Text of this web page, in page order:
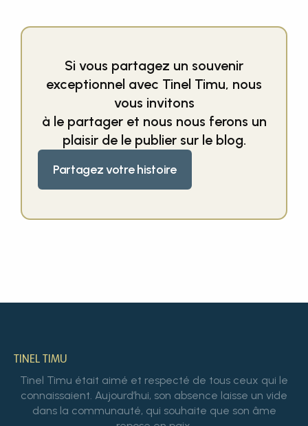
Si vous partagez un souvenir
exceptionnel avec Tinel Timu, nous
vous invitons
à le partager et nous nous ferons un
plaisir de le publier sur le blog.
Partagez votre histoire
TINEL TIMU
Tinel Timu était aimé et respecté de tous ceux qui le
connaissaient. Aujourd’hui, son absence laisse un vide
dans la communauté, qui souhaite que son âme